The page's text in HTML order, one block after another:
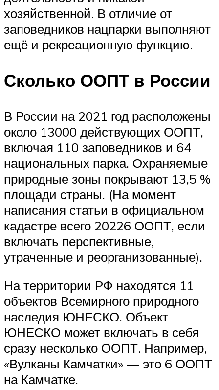
хозяйственной. В отличие от
заповедников нацпарки выполняют
ещё и рекреационную функцию.
Сколько ООПТ в России
В России на 2021 год расположены
около 13000 действующих ООПТ,
включая 110 заповедников и 64
национальных парка. Охраняемые
природные зоны покрывают 13,5 %
площади страны. (На момент
написания статьи в официальном
кадастре всего 20226 ООПТ, если
включать перспективные,
утраченные и реорганизованные).
На территории РФ находятся 11
объектов Всемирного природного
наследия ЮНЕСКО. Объект
ЮНЕСКО может включать в себя
сразу несколько ООПТ. Например,
«Вулканы Камчатки» — это 6 ООПТ
на Камчатке.